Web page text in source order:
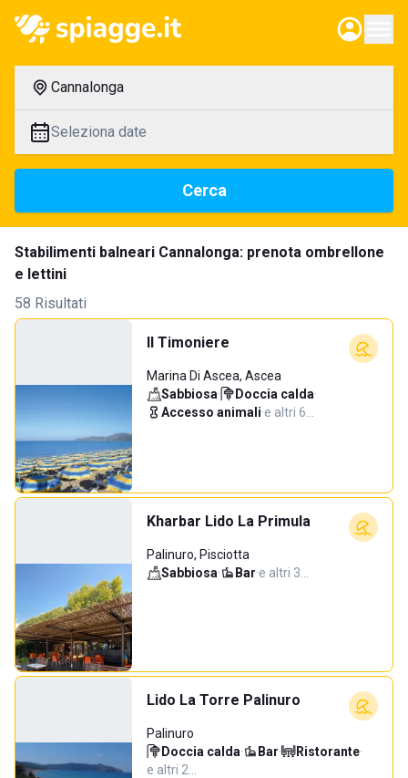
Cannalonga
Seleziona date
Cerca
Stabilimenti balneari Cannalonga: prenota ombrellone
e lettini
58 Risultati
Il Timoniere
Marina Di Ascea, Ascea
Sabbiosa· Doccia calda·
Accesso animali·e altri 6…
Kharbar Lido La Primula
Palinuro, Pisciotta
Sabbiosa· Bar·e altri 3…
Lido La Torre Palinuro
Palinuro
Doccia calda· Bar· Ristorante·
e altri 2…